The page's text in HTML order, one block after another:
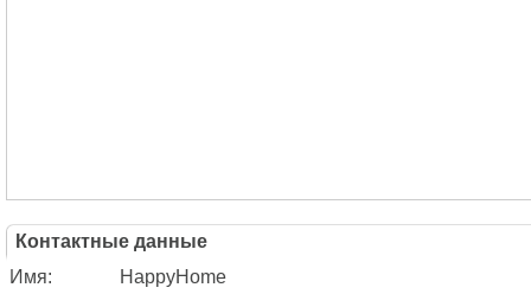
Контактные данные
Имя:
HappyHome